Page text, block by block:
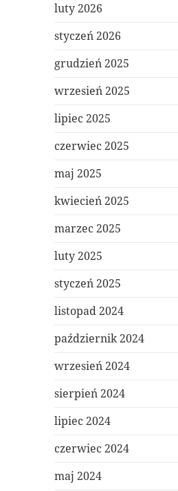
luty 2026
styczeń 2026
grudzień 2025
wrzesień 2025
lipiec 2025
czerwiec 2025
maj 2025
kwiecień 2025
marzec 2025
luty 2025
styczeń 2025
listopad 2024
październik 2024
wrzesień 2024
sierpień 2024
lipiec 2024
czerwiec 2024
maj 2024